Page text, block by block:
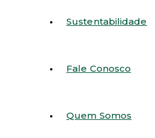
Sustentabilidade
Fale Conosco
Quem Somos